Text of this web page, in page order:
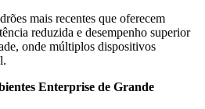
mais recentes que oferecem
reduzida e desempenho superior
onde múltiplos dispositivos
Enterprise de Grande